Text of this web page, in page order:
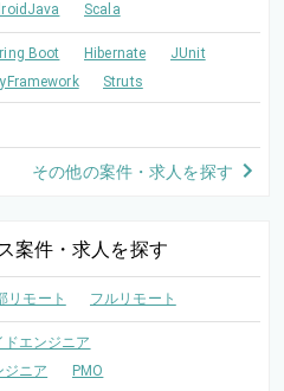
Scala
Boot Hibernate
JUnit
Struts
その他の案件・求人を探す
案件・求人を探す
リモート フルリモート
エンジニア
ジニア
PMO